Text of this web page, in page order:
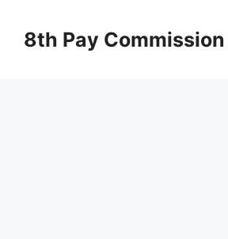
content8th Pay